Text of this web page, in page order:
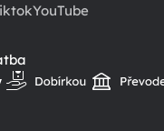
YouTube